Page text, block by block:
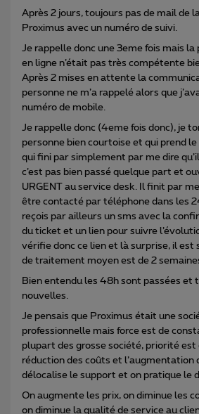
Après 2 jours, toujours pas de mail de
Proximus avec un numéro de suivi.
Je rappelle donc une 3eme fois mais la
en ligne n’était pas très compétente
Après 2 mises en attente la
personne ne m’a rappelé alors que
numéro de mobile.
Je rappelle donc (4eme fois donc), je
personne bien courtoise et qui prend
qui fini par simplement par me dire
c’est pas bien passé quelque part et
URGENT au service desk. Il finit par
être contacté par téléphone dans les
reçois par ailleurs un sms avec la
du ticket et un lien pour suivre
vérifie donc ce lien et là surprise, il est
de traitement moyen est de 2
Bien entendu les 48h sont passées et
nouvelles.
Je pensais que Proximus était une
professionnelle mais force est de
plupart des grosse société, priorité est
réduction des coûts et l’augmentation
délocalise le support et on pratique le
On augmente les prix, on diminue les
on diminue la qualité de service au